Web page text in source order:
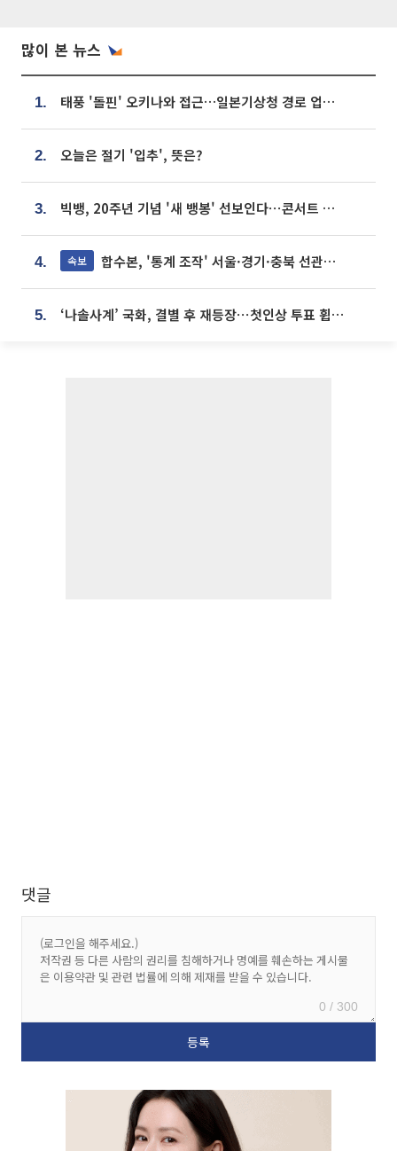
많이 본 뉴스
1. 태풍 '돌핀' 오키나와 접근…일본기상청 경로 업데이트
2. 오늘은 절기 '입추', 뜻은?
3. 빅뱅, 20주년 기념 '새 뱅봉' 선보인다⋯콘서트 앞두고 팝업 개최
4. 속보 합수본, '통계 조작' 서울·경기·충북 선관위 등 추가 압수수색
5. ‘나솔사계’ 국화, 결별 후 재등장⋯첫인상 투표 휩쓸고 ‘인기녀’ 등극
댓글
0 / 300